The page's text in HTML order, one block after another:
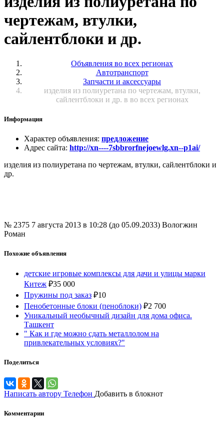
чертежам, втулки,
сайлентблоки и др.
Объявления во всех регионах
Автотранспорт
Запчасти и аксессуары
изделия из полиуретана по чертежам, втулки,
сайлентблоки и др. в во всех регионах
Информация
Характер объявления: предложение
Адрес сайта: http://xn----7sbbrorfnejoewlg.xn--p1ai/
изделия из полиуретана по чертежам, втулки, сайлентблоки и
др.
№ 2375 7 августа 2013 в 10:28 (до 05.09.2033) Вологжин
Роман
Похожие объявления
детские игровые комплексы для дачи и улицы марки
Китеж ₽35 000
Пружины под заказ ₽10
Пенобетонные блоки (пеноблоки) ₽2 700
Уникальный необычный дизайн для дома офиса.
Ташкент
" Как и где можно сдать металлолом на
привлекательных условиях?"
Поделиться
Написать автору Телефон Добавить в блокнот
Комментарии